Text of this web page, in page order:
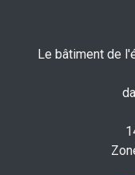
Le bâtiment de